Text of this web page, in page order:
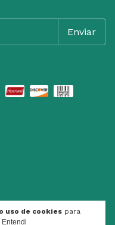
uso de cookies para
Entendi